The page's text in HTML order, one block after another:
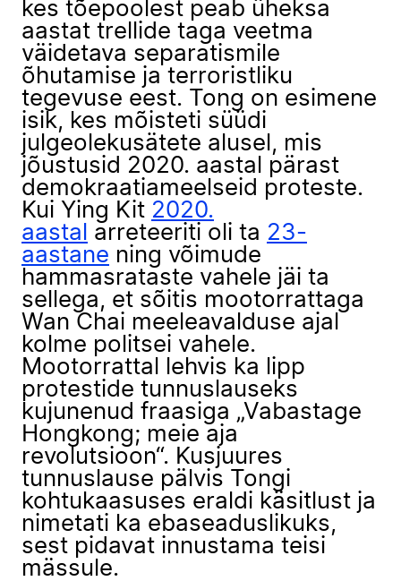
kes tõepoolest peab üheksa
aastat trellide taga veetma
väidetava separatismile
õhutamise ja terroristliku
tegevuse eest. Tong on esimene
isik, kes mõisteti süüdi
julgeolekusätete alusel, mis
jõustusid 2020. aastal pärast
demokraatiameelseid proteste.
Kui Ying Kit 2020.
aastal
arreteeriti oli ta 23-
aastane ning võimude
hammasrataste vahele jäi ta
sellega, et sõitis mootorrattaga
Wan Chai meeleavalduse ajal
kolme politsei vahele.
Mootorrattal lehvis ka lipp
protestide tunnuslauseks
kujunenud fraasiga „Vabastage
Hongkong; meie aja
revolutsioon“. Kusjuures
tunnuslause pälvis Tongi
kohtukaasuses eraldi käsitlust ja
nimetati ka ebaseaduslikuks,
sest pidavat innustama teisi
mässule.